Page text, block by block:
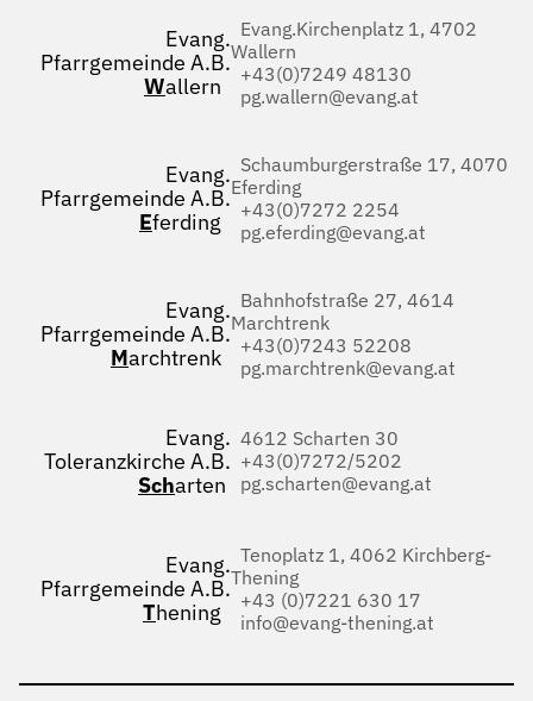
Evang.
Pfarrgemeinde A.B.
Wallern
Evang.Kirchenplatz 1, 4702
Wallern
+43(0)7249 48130
pg.wallern@evang.at
Evang.
Pfarrgemeinde A.B.
Eferding
Schaumburgerstraße 17, 4070
Eferding
+43(0)7272 2254
pg.eferding@evang.at
Evang.
Pfarrgemeinde A.B.
Marchtrenk
Bahnhofstraße 27, 4614
Marchtrenk
+43(0)7243 52208
pg.marchtrenk@evang.at
Evang.
Toleranzkirche A.B.
Scharten
4612 Scharten 30
+43(0)7272/5202
pg.scharten@evang.at
Evang.
Pfarrgemeinde A.B.
Thening
Tenoplatz 1, 4062 Kirchberg-
Thening
+43 (0)7221 630 17
info@evang-thening.at